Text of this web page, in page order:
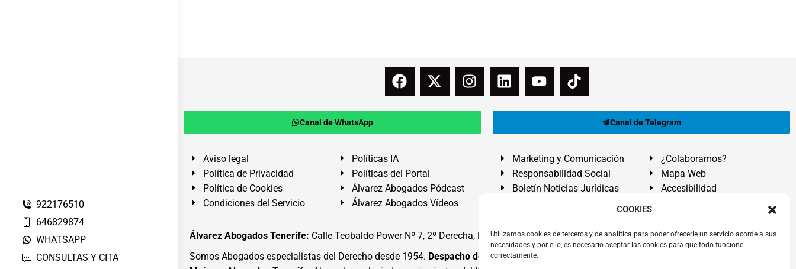
COOKIES
Utilizamos cookies de terceros y de analítica para poder ofrecerle un servicio acorde a sus
necesidades y por ello, es necesario aceptar las cookies para que todo funcione
correctamente.
922176510
646829874
WHATSAPP
CONSULTAS Y CITA
Canal de WhatsApp Canal de Telegram
Aviso legal
Política de Privacidad
Política de Cookies
Condiciones del Servicio
Políticas IA
Políticas del Portal
Álvarez Abogados Pódcast
Álvarez Abogados Vídeos
Marketing y Comunicación
Responsabilidad Social
Boletín Noticias Jurídicas
¿Colaboramos?
Mapa Web
Accesibilidad
Álvarez Abogados Tenerife: Calle Teobaldo Power Nº 7, 2º Derecha, El Médano, Granadilla de Abona, Santa Cruz de Tenerife. Islas Canarias.
Somos Abogados especialistas del Derecho desde 1954. Despacho de Abogados El Médano